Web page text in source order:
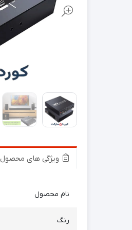
ویژگی های محصول
نام محصول
رنگ